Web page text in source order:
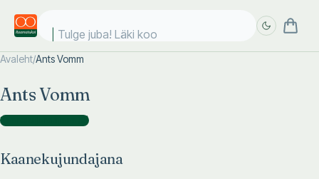
Tulge juba! Läki kool
Avaleht/Ants Vomm
Ants Vomm
Kaanekujundajana )
Kaanekujundajana